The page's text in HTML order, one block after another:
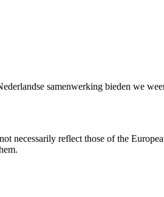
samenwerking bieden we
necessarily reflect those of the